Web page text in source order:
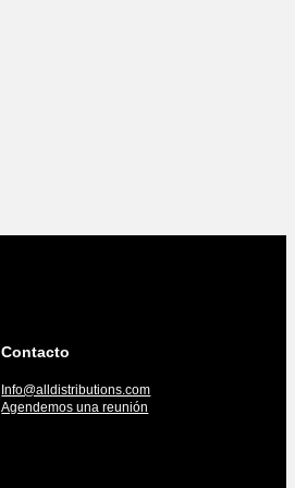
Contacto
Info@alldistributions.com
Agendemos una reunión